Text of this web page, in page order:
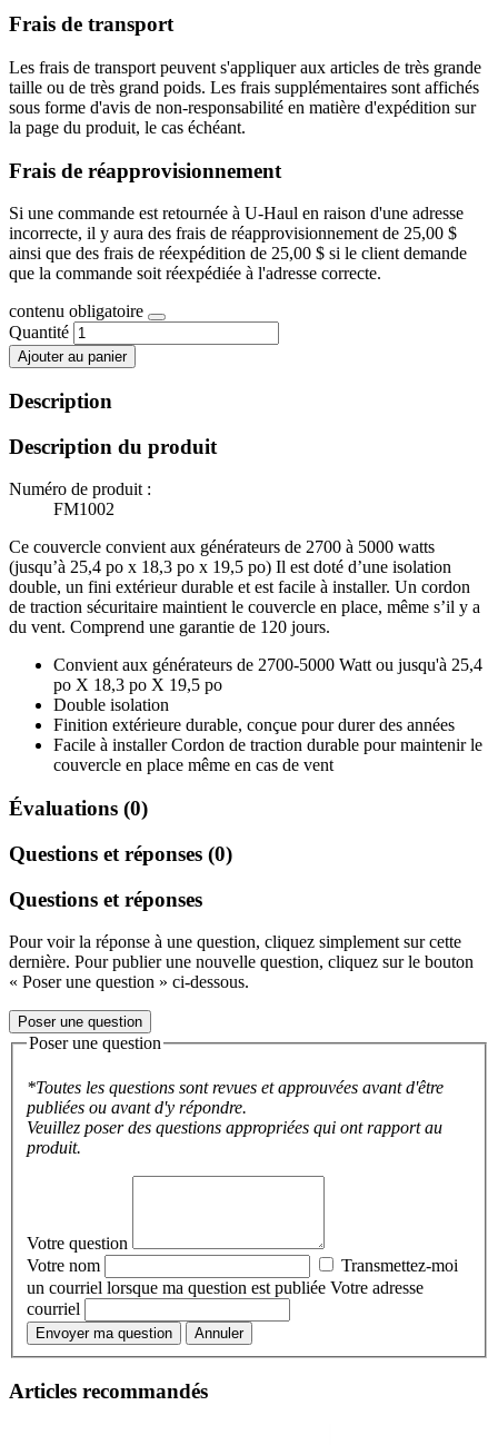
Frais de transport
Les frais de transport peuvent s'appliquer aux articles de très grande
taille ou de très grand poids. Les frais supplémentaires sont affichés
sous forme d'avis de non-responsabilité en matière d'expédition sur
la page du produit, le cas échéant.
Frais de réapprovisionnement
Si une commande est retournée à U-Haul en raison d'une adresse
incorrecte, il y aura des frais de réapprovisionnement de 25,00 $
ainsi que des frais de réexpédition de 25,00 $ si le client demande
que la commande soit réexpédiée à l'adresse correcte.
contenu obligatoire
Quantité
Ajouter au panier
Description
Description du produit
Numéro de produit :
FM1002
Ce couvercle convient aux générateurs de 2700 à 5000 watts
(jusqu’à 25,4 po x 18,3 po x 19,5 po) Il est doté d’une isolation
double, un fini extérieur durable et est facile à installer. Un cordon
de traction sécuritaire maintient le couvercle en place, même s’il y a
du vent. Comprend une garantie de 120 jours.
Convient aux générateurs de 2700-5000 Watt ou jusqu'à 25,4
po X 18,3 po X 19,5 po
Double isolation
Finition extérieure durable, conçue pour durer des années
Facile à installer Cordon de traction durable pour maintenir le
couvercle en place même en cas de vent
Évaluations (0)
Questions et réponses (0)
Questions et réponses
Pour voir la réponse à une question, cliquez simplement sur cette
dernière. Pour publier une nouvelle question, cliquez sur le bouton
« Poser une question » ci-dessous.
Poser une question
Poser une question
*Toutes les questions sont revues et approuvées avant d'être
publiées ou avant d'y répondre.
Veuillez poser des questions appropriées qui ont rapport au
produit.
Votre question
Votre nom
Transmettez-moi
un courriel lorsque ma question est publiée Votre adresse
courriel
Envoyer ma question Annuler
Articles recommandés